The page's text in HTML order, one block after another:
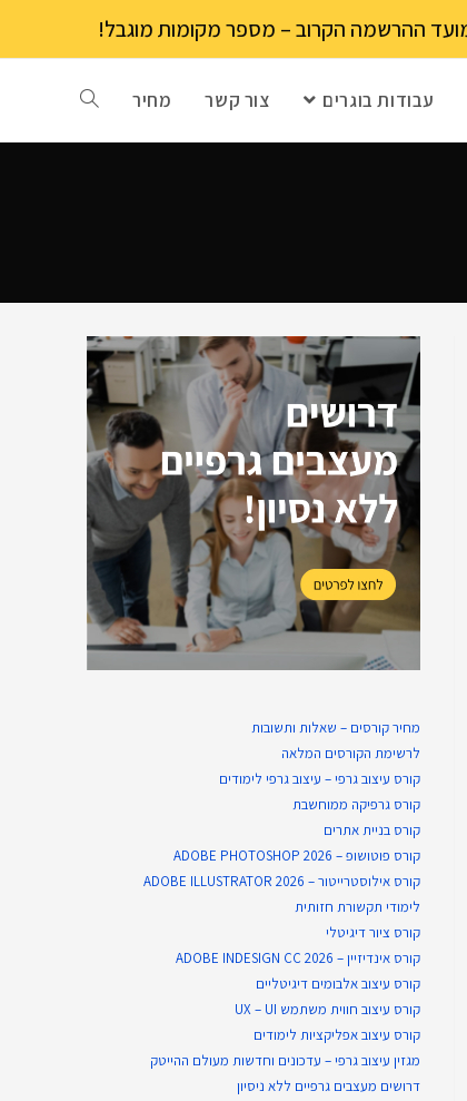
עבודות בוגרים צור קשר מחיר
מחיר קורסים – שאלות ותשובות
לרשימת הקורסים המלאה
קורס עיצוב גרפי – עיצוב גרפי לימודים
קורס גרפיקה ממוחשבת
קורס בניית​ אתרים
קורס פוטושופ – ADOBE PHOTOSHOP 2026
קורס אילוסטרייטור – ADOBE ILLUSTRATOR 2026
לימודי תקשורת חזותית
קורס ציור דיגיטלי
קורס אינדיזיין – ADOBE INDESIGN CC 2026
קורס עיצוב אלבומים דיגיטליים
קורס עיצוב חווית משתמש UX – UI
קורס עיצוב אפליקציות לימודים
מגזין עיצוב גרפי – עדכונים וחדשות מעולם ההייטק
דרושים מעצבים גרפיים ללא ניסיון